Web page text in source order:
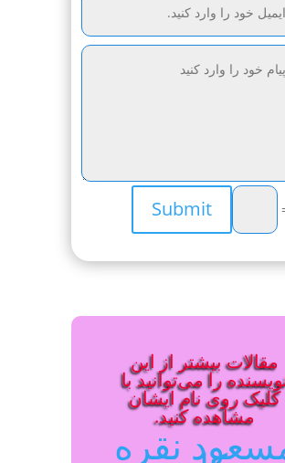
Submit
مقالات بیشتر از این
را می‌توانید با
کلیک روی نام ایشان
مشاهده کنید.
نقره